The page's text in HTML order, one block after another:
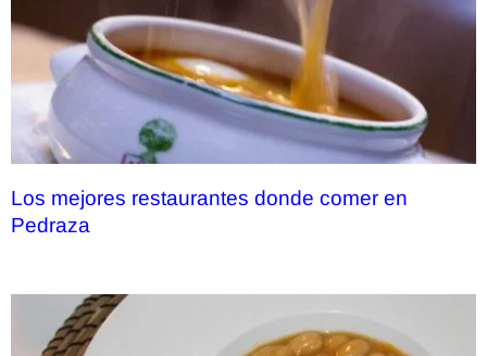
Los mejores restaurantes donde comer en
Pedraza